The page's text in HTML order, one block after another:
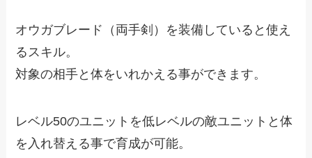
オウガブレード（両手剣）を装備していると使え
るスキル。
対象の相手と体をいれかえる事ができます。
レベル50のユニットを低レベルの敵ユニットと体
を入れ替える事で育成が可能。